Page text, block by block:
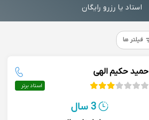
استاد یا رزرو رایگان
فیلتر ها
حمید حکیم الهی
استاد برتر
3 سال